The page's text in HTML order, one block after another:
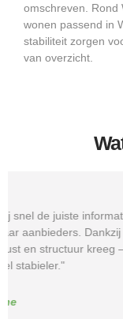
omschreven. Rond
wonen passend in
stabiliteit zorgen
van overzicht.
"Door de
precies
echt bij mij past.